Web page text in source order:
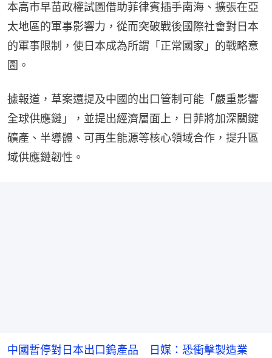
本高市早苗政權試圖借助菲律賓插手南海、擴張在亞
太地區的軍事影響力，從而突破戰後國際社會對日本
的軍事限制，使日本成為所謂「正常國家」的戰略意
圖。
據報道，草案還提及中國的出口管制可能「嚴重影響
全球供應鏈」，並提出經濟層面上，日菲將加深關鍵
礦產、半導體、可再生能源等核心領域合作，提升區
域供應鏈韌性。
中國暫停對日本出口鎢產品 日媒：恐衝擊製造業